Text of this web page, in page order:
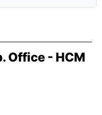
Office - HCM